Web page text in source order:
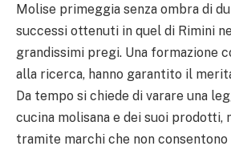
Molise primeggia senza ombra di
successi ottenuti in quel di Rimini
grandissimi pregi. Una formazione
alla ricerca, hanno garantito il
Da tempo si chiede di varare una
cucina molisana e dei suoi prodotti,
tramite marchi che non